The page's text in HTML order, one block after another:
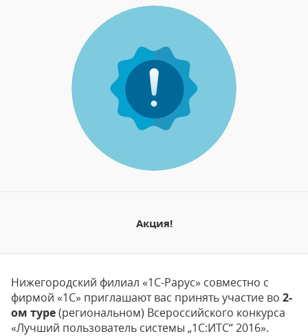
Акция!
Нижегородский филиал «1С-Рарус» совместно с
фирмой «1С» приглашают вас принять участие во 2-
ом туре(региональном) Всероссийского конкурса
«Лучший пользователь системы „1С:ИТС“ 2016».